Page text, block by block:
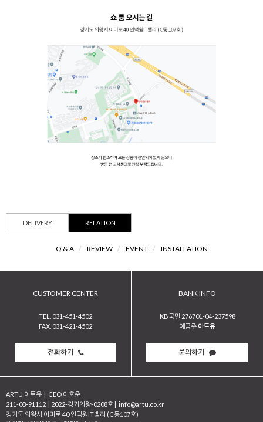
DELIVERY RELATION
Q & A / REVIEW / EVENT / INSTALLATION
CUSTOMER CENTER
TEL. 031-451-4502
FAX. 031-421-4502
전화하기
BANK INFO
KB국민 276701-04-237598
예금주 아트유
문의하기
ARTU 아트유 | CEO 이호준
211-08-91112 | 2022-경기의왕-0208호 | info@artu.co.kr
경기도 의왕시 이미로 40 인덕원IT밸리 (C동107호)